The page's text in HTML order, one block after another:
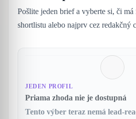
Pošlite jeden brief a vyberte si, či
shortlistu alebo najprv cez redakčný
JEDEN PROFIL
Priama zhoda nie je dostupná
Tento výber teraz nemá lead-